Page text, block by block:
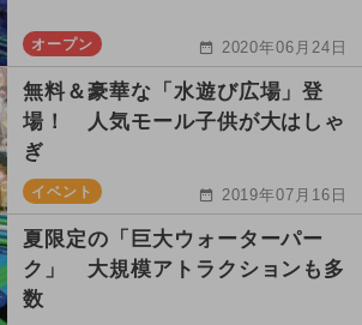
オープン 2020年06月24日
無料＆豪華な「水遊び広場」登
場！ 人気モール子供が大はしゃ
ぎ
イベント 2019年07月16日
夏限定の「巨大ウォーターパー
ク」 大規模アトラクションも多
数